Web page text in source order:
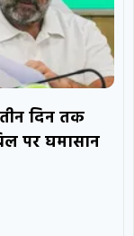
दिन तक
पर घमासान